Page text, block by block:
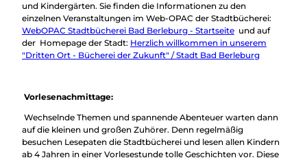
und Kindergärten. Sie finden die Informationen zu den
einzelnen Veranstaltungen im Web-OPAC der Stadtbücherei:
WebOPAC Stadtbücherei Bad Berleburg - Startseite und auf
der Homepage der Stadt: Herzlich willkommen in unserem
"Dritten Ort - Bücherei der Zukunft" / Stadt Bad Berleburg
Vorlesenachmittage:
Wechselnde Themen und spannende Abenteuer warten dann
auf die kleinen und großen Zuhörer. Denn regelmäßig
besuchen Lesepaten die Stadtbücherei und lesen allen Kindern
ab 4 Jahren in einer Vorlesestunde tolle Geschichten vor. Diese